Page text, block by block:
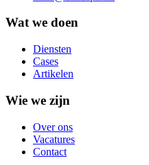
Wat we doen
Diensten
Cases
Artikelen
Wie we zijn
Over ons
Vacatures
Contact